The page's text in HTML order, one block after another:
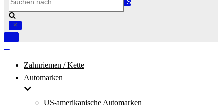
nach …
Navigation
Zahnriemen / Kette
Automarken
US-amerikanische Automarken